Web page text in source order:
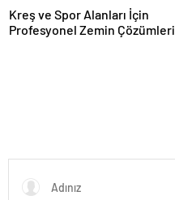
Kreş ve Spor Alanları İçin
Profesyonel Zemin Çözümleri